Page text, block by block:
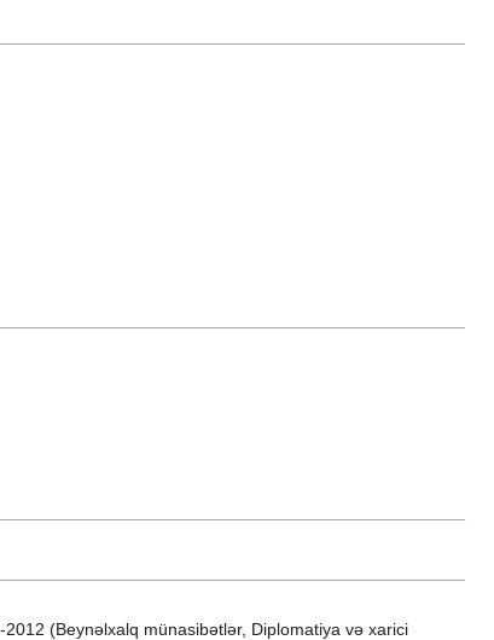
(Beynəlxalq münasibətlər, Diplomatiya və xarici